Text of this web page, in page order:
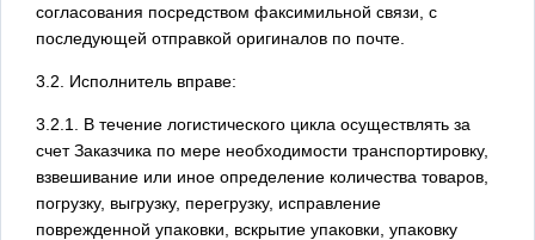
согласования посредством факсимильной связи, с
последующей отправкой оригиналов по почте.
3.2. Исполнитель вправе:
3.2.1. В течение логистического цикла осуществлять за
счет Заказчика по мере необходимости транспортировку,
взвешивание или иное определение количества товаров,
погрузку, выгрузку, перегрузку, исправление
поврежденной упаковки, вскрытие упаковки, упаковку